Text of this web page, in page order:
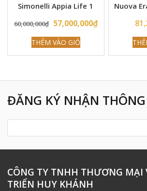
Simonelli Appia Life 1
60,000,000₫ Original
was:
60,000,000₫.
57,000,000₫Current
57,000,000₫.
THÊM VÀO GIỎ
Nuova
ĐĂNG KÝ NHẬN
CÔNG TY TNHH THƯƠNG MẠI
TRIỂN HUY KHÁNH